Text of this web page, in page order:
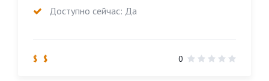
Доступно сейчас: Да
$ $ 0